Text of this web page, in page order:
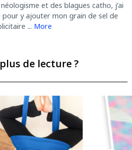
et des blagues catho, j’ai
pour y ajouter mon grain de sel de
... More
de lecture ?